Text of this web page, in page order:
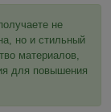
не
но и стильный
материалов,
для повышения